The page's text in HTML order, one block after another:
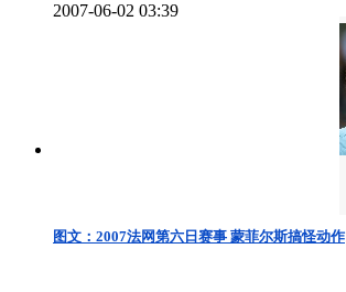
2007-06-02 03:39
图文：2007法网第六日赛事 蒙菲尔斯搞怪动作